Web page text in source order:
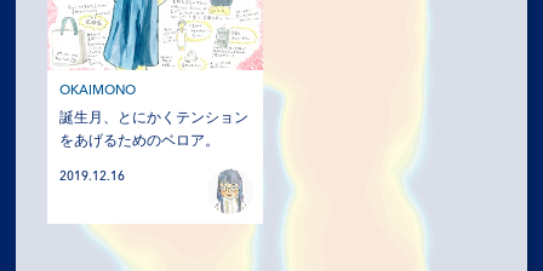
COMPANY
SERVICES
RECRUIT
NEWS
OKAIMONO
誕生月、とにかくテンション
をあげるためのベロア。
2019.12.16